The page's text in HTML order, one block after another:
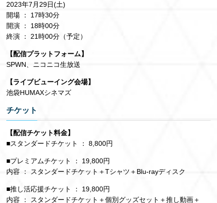
2023年7月29日(土)
開場 ： 17時30分
開演 ： 18時00分
終演 ： 21時00分（予定）
【配信プラットフォーム】
SPWN、ニコニコ生放送
【ライブビューイング会場】
池袋HUMAXシネマズ
チケット
【配信チケット料金】
■スタンダードチケット ： 8,800円
■プレミアムチケット ： 19,800円
内容 ： スタンダードチケット＋Tシャツ＋Blu-rayディスク
■推し活応援チケット ： 19,800円
内容 ： スタンダードチケット＋個別グッズセット＋推し動画＋